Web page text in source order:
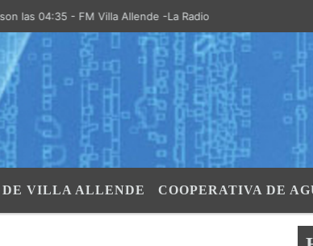
04:35 - FM Villa Allende -La Radio de la Villa- "El Aire de
VILLA ALLENDE COOPERATIVA DE